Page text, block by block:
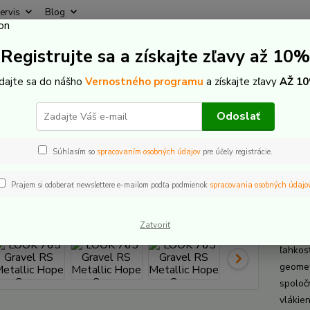
Blog
Hľadať
(Po-
Cestné a Gravel LOOK 765 Gravel RS Metallic Hope Green
765 Gravel RS Metallic Hope
Registrujte sa a získajte zľavy až 10%
sa do nášho Vernostného programu a získajte zľavy AŽ
Odoslať
Súhlasím so spracovaním osobných údajovpre účely registrácie.
Prajem si odoberať newslettere e-mailom podľa podmienok spracovania osobných
Zatvoriť